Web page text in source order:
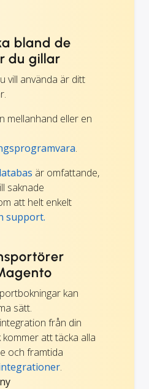
bland de
du gillar
vill använda är ditt
mellanhand eller en
.
är omfattande,
saknade
att helt enkelt
support.
kan
sätt.
från din
att täcka alla
och framtida
.
ny